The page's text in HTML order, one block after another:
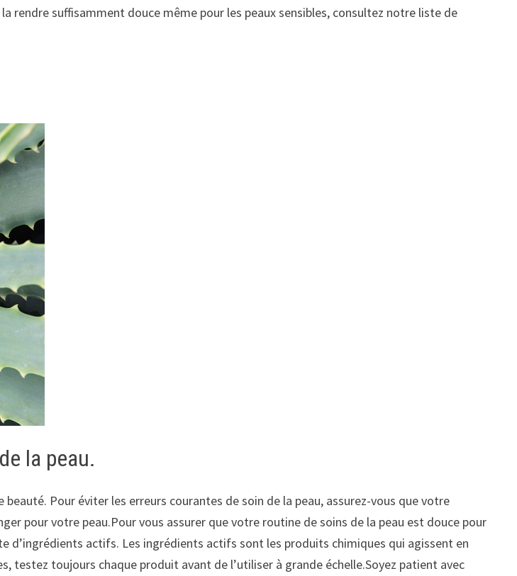
rendre suffisamment douce même pour les peaux sensibles, consultez notre liste de
la peau.
Pour éviter les erreurs courantes de soin de la peau, assurez-vous que votre
pour votre peau.Pour vous assurer que votre routine de soins de la peau est douce pour
d’ingrédients actifs. Les ingrédients actifs sont les produits chimiques qui agissent en
testez toujours chaque produit avant de l’utiliser à grande échelle.Soyez patient avec